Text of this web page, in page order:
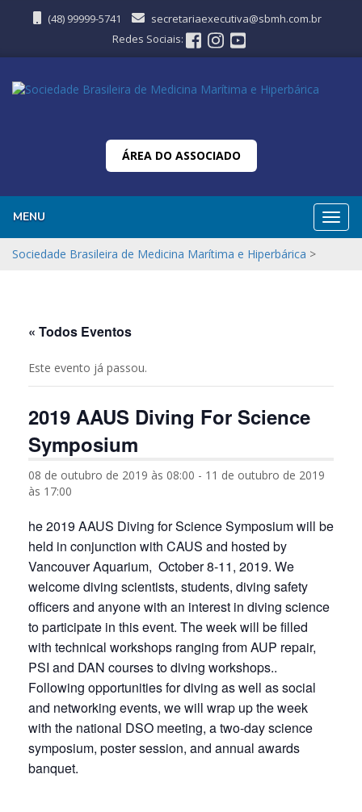
(48) 99999-5741
secretariaexecutiva@sbmh.com.br
Redes Sociais:
ÁREA DO ASSOCIADO
MENU
Sociedade Brasileira de Medicina Marítima e Hiperbárica >
« Todos Eventos
Este evento já passou.
2019 AAUS Diving For Science
Symposium
08 de outubro de 2019 às 08:00 - 11 de outubro de 2019
às 17:00
he 2019 AAUS Diving for Science Symposium will be
held in conjunction with CAUS and hosted by
Vancouver Aquarium, October 8-11, 2019. We
welcome diving scientists, students, diving safety
officers and anyone with an interest in diving science
to participate in this event. The week will be filled
with technical workshops ranging from AUP repair,
PSI and DAN courses to diving workshops..
Following opportunities for diving as well as social
and networking events, we will wrap up the week
with the national DSO meeting, a two-day science
symposium, poster session, and annual awards
banquet.